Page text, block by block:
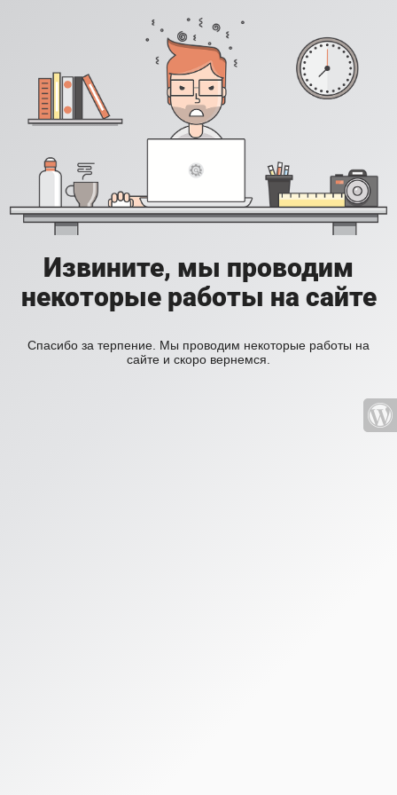
Извините, мы проводим
некоторые работы на сайте
Спасибо за терпение. Мы проводим некоторые работы на
сайте и скоро вернемся.